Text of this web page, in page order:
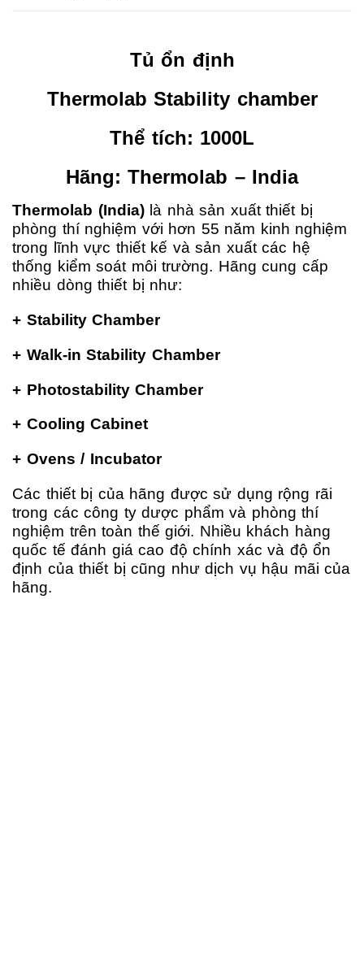
Tủ ổn định
Thermolab Stability chamber
Thể tích: 1000L
Hãng: Thermolab – India
Thermolab (India)là nhà sản xuất thiết bị
phòng thí nghiệm với hơn 55 năm kinh nghiệm
trong lĩnh vực thiết kế và sản xuất các hệ
thống kiểm soát môi trường. Hãng cung cấp
nhiều dòng thiết bị như:
+ Stability Chamber
+ Walk-in Stability Chamber
+ Photostability Chamber
+ Cooling Cabinet
+ Ovens / Incubator
Các thiết bị của hãng được sử dụng rộng rãi
trong các công ty dược phẩm và phòng thí
nghiệm trên toàn thế giới. Nhiều khách hàng
quốc tế đánh giá cao độ chính xác và độ ổn
định của thiết bị cũng như dịch vụ hậu mãi của
hãng.